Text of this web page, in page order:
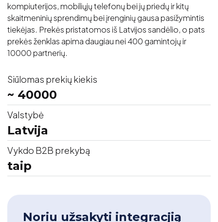
kompiuterijos, mobiliųjų telefonų bei jų priedų ir kitų
skaitmeninių sprendimų bei įrenginių gausa pasižymintis
tiekėjas. Prekės pristatomos iš Latvijos sandėlio, o pats
prekės ženklas apima daugiau nei 400 gamintojų ir
10000 partnerių.
Siūlomas prekių kiekis
~ 40000
Valstybė
Latvija
Vykdo B2B prekybą
taip
Noriu užsakyti integracjią